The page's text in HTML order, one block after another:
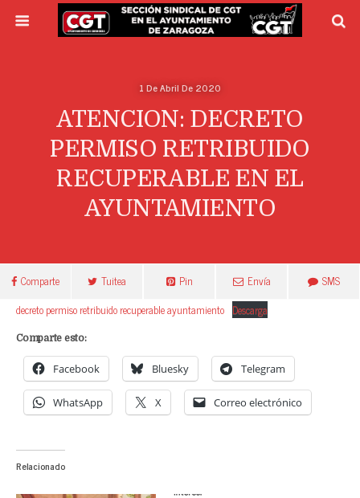
1 De Abril De 2020
ATENCION: DECRETO
PERMISO RETRIBUIDO
RECUPERABLE EN EL
AYUNTAMIENTO
Comparte Tuitea Pin Envía
SMS
decreto permiso retribuido recuperable ayuntamiento Descarga
Comparte esto:
Facebook Bluesky Telegram
WhatsApp X Correo electrónico
Relacionado